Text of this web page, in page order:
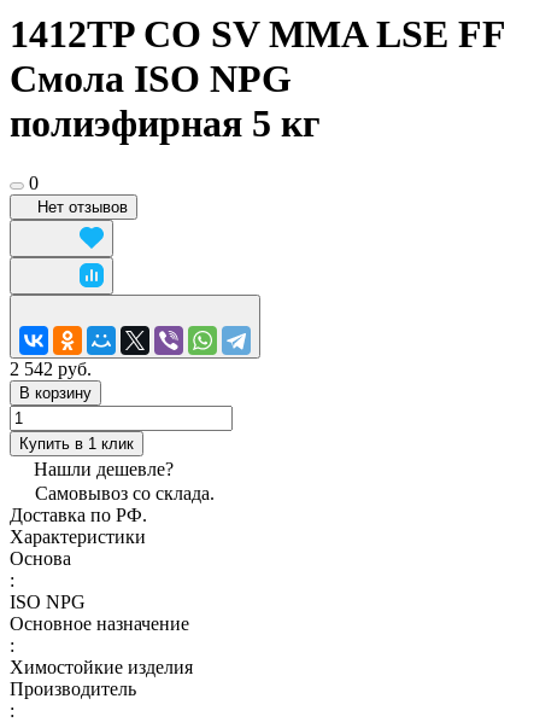
1412TP CO SV MMA LSE FF
Смола ISO NPG
полиэфирная 5 кг
0
Нет отзывов
2 542 руб.
В корзину
Купить в 1 клик
Нашли дешевле?
Самовывоз со склада.
Доставка по РФ.
Характеристики
Основа
:
ISO NPG
Основное назначение
:
Химостойкие изделия
Производитель
: